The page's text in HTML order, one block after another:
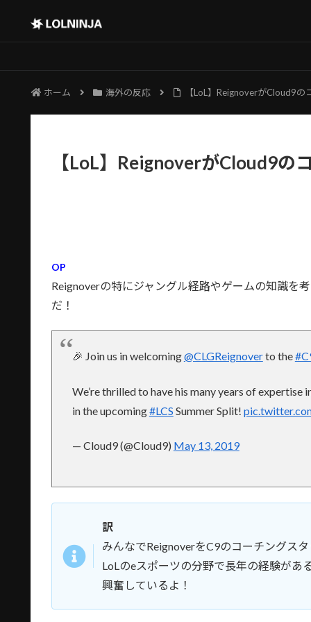
ホーム 海外の反応 【LoL】ReignoverがCloud9の
【LoL】ReignoverがCloud9の
OP
Reignoverの特にジャングル経路やゲームの知識を
だ！
🎉 Join us in welcoming@CLGReignoverto the
We’re thrilled to have his many years of expertise
in the upcoming#LCS Summer Split!
— Cloud9 (@Cloud9) May 13, 2019
訳
みんなでReignoverをC9のコーチングスタ
LoLのeスポーツの分野で長年の経験があ
興奮しているよ！